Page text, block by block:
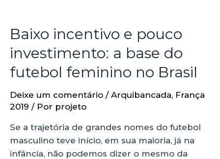
Baixo incentivo e pouco
investimento: a base do
futebol feminino no Brasil
Deixe um comentário / Arquibancada, França
2019 / Por projeto
Se a trajetória de grandes nomes do futebol
masculino teve início, em sua maioria, já na
infância, não podemos dizer o mesmo da